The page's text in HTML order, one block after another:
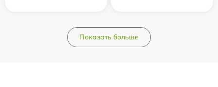
Показать больше